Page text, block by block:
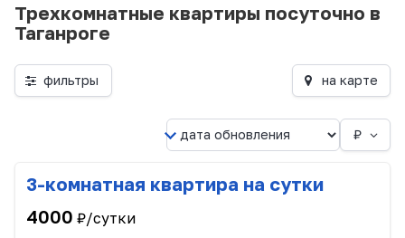
Трехкомнатные квартиры посуточно в
Таганроге
фильтры на карте
₽
3-комнатная квартира на сутки
4000 ₽/сутки